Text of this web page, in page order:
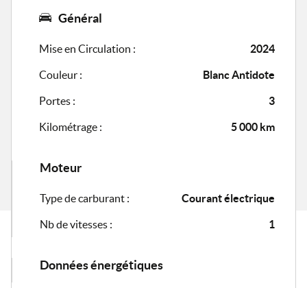
Général
Mise en Circulation : 2024
Couleur : Blanc Antidote
Portes : 3
Kilométrage : 5 000 km
Moteur
Type de carburant : Courant électrique
Nb de vitesses : 1
Données énergétiques